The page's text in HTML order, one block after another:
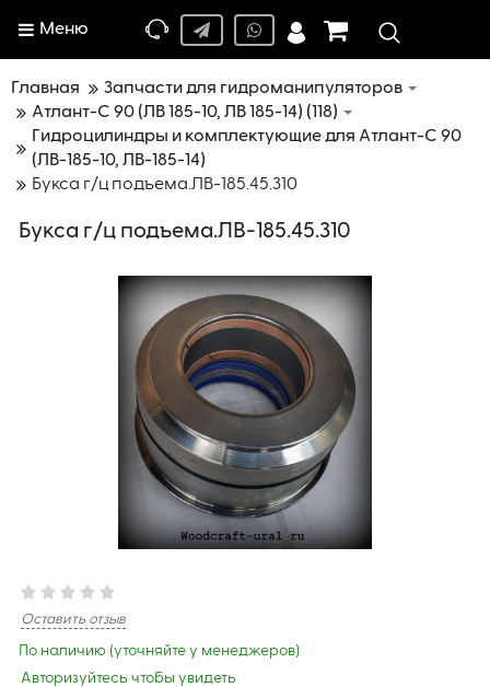
Меню
Главная
Запчасти для гидроманипуляторов
Атлант-C 90 (ЛВ 185-10, ЛВ 185-14) (118)
Гидроцилиндры и комплектующие для Атлант-С 90
(ЛВ-185-10, ЛВ-185-14)
Букса г/ц подъема.ЛВ-185.45.310
Букса г/ц подъема.ЛВ-185.45.310
Оставить отзыв
По наличию (уточняйте у менеджеров)
Авторизуйтесь чтобы увидеть